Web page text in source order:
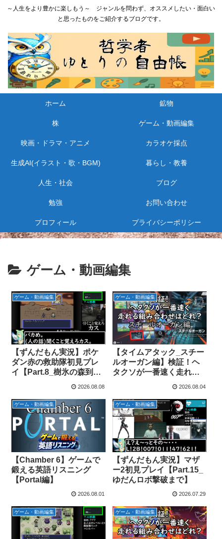
～人生をより豊かに楽しもう～ ジャンルを問わず、オススメしたい・面白い
と思ったものをご紹介するブログです。
ホーム 鉱物
株 ゲーム・動画編集
映画・ドラマ・アニメ カラオケ採点
生成AI(イラスト・歌・BGM) 暮らし・教養
人生・社会 ブログ
勉強 お問い合わせ
プロフィール プライバシーポリシー
ゲーム・動画編集
ゲーム・動画編集
【ずんだもん実況】ポケ
ダン赤の救助隊初見プレ
イ【Part.8_樹氷の森到達
2026.08.08
ゲーム・動画編集
【タイムアタック_スチー
ルオーガン編】検証！ヘ
タクソが一番速く走れる
組み合わせはどれ？【エ
2026.08.04
ゲーム・動画編集
【Chamber 6】ゲームで
鍛える英語リスニング
【Portal編】
2026.08.01
ゲーム・動画編集
【ずんだもん実況】マザ
ー2初見プレイ【Part.15_
ゆだんロボ撃破まで】
2026.07.29
ゲーム・動画編集 ゲーム・動画編集